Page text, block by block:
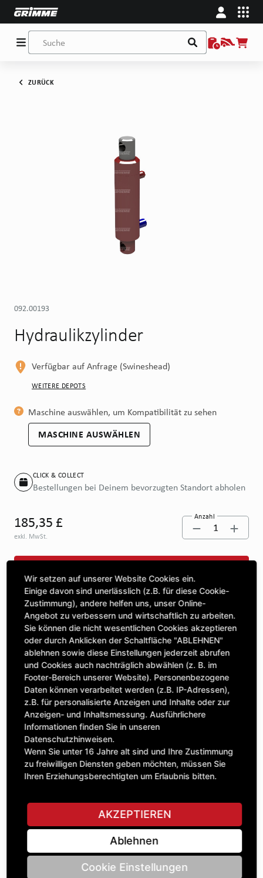
ZURÜCK
092.00193
Hydraulikzylinder
Verfügbar auf Anfrage (Swineshead)
WEITERE DEPOTS
Maschine auswählen, um Kompatibilität zu sehen
MASCHINE AUSWÄHLEN
CLICK & COLLECT
Bestellungen bei Deinem bevorzugten Standort abholen
185,35 £
exkl. MwSt.
Anzahl
1
STELLE EINE FRAGE
Spezifikationen
BESCHREIBUNG
Enhaltene Einzelteile
Dieser Artikel beinhaltet die folgenden Einzelteile:
ALLE TEILE ANZEIGEN
Wir setzen auf unserer Website Cookies ein.
Einige davon sind unerlässlich (z.B. für diese Cookie-
Zustimmung), andere helfen uns, unser Online-
Angebot zu verbessern und wirtschaftlich zu arbeiten.
Sie können die nicht wesentlichen Cookies akzeptieren
oder durch Anklicken der Schaltfläche "ABLEHNEN"
ablehnen sowie diese Einstellungen jederzeit abrufen
und Cookies auch nachträglich abwählen (z. B. im
Footer-Bereich unserer Website). Personenbezogene
Daten können verarbeitet werden (z.B. IP-Adressen),
z.B. für personalisierte Anzeigen und Inhalte oder zur
Anzeigen- und Inhaltsmessung. Ausführlichere
Informationen finden Sie in unseren
Datenschutzhinweisen.
Wenn Sie unter 16 Jahre alt sind und Ihre Zustimmung
zu freiwilligen Diensten geben möchten, müssen Sie
Ihren Erziehungsberechtigten um Erlaubnis bitten.
AKZEPTIEREN
Ablehnen
Cookie Einstellungen